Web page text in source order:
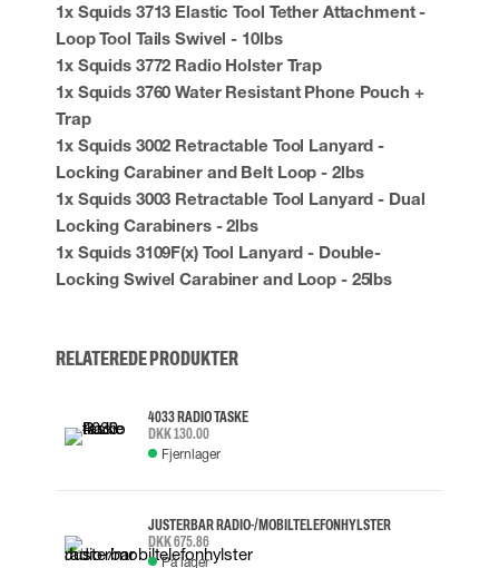
1x Squids 3713 Elastic Tool Tether Attachment -
Loop Tool Tails Swivel - 10lbs
1x Squids 3772 Radio Holster Trap
1x Squids 3760 Water Resistant Phone Pouch +
Trap
1x Squids 3002 Retractable Tool Lanyard -
Locking Carabiner and Belt Loop - 2lbs
1x Squids 3003 Retractable Tool Lanyard - Dual
Locking Carabiners - 2lbs
1x Squids 3109F(x) Tool Lanyard - Double-
Locking Swivel Carabiner and Loop - 25lbs
RELATEREDE PRODUKTER
4033 RADIO TASKE
DKK 130.00
Fjernlager
JUSTERBAR RADIO-/MOBILTELEFONHYLSTER
DKK 675.86
På lager